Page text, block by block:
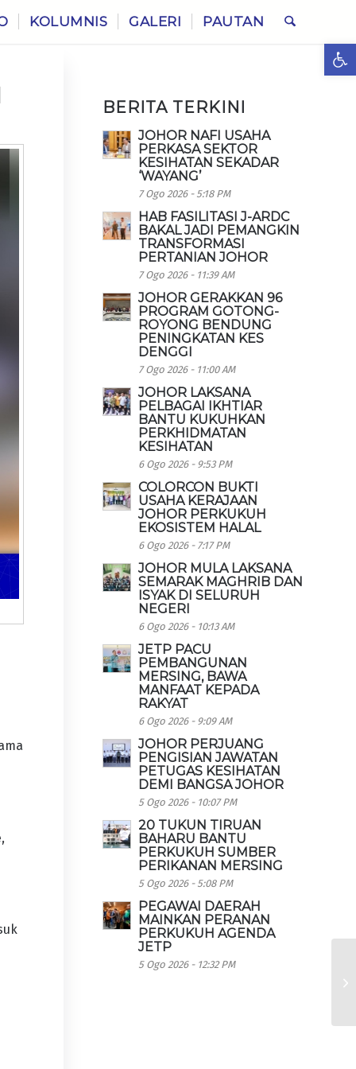
KOLUMNIS GALERI PAUTAN
BERITA TERKINI
JOHOR NAFI USAHA
PERKASA SEKTOR
KESIHATAN SEKADAR
‘WAYANG’
7 Ogo 2026 - 5:18 PM
HAB FASILITASI J-ARDC
BAKAL JADI PEMANGKIN
TRANSFORMASI
PERTANIAN JOHOR
7 Ogo 2026 - 11:39 AM
JOHOR GERAKKAN 96
PROGRAM GOTONG-
ROYONG BENDUNG
PENINGKATAN KES
DENGGI
7 Ogo 2026 - 11:00 AM
JOHOR LAKSANA
PELBAGAI IKHTIAR
BANTU KUKUHKAN
PERKHIDMATAN
KESIHATAN
6 Ogo 2026 - 9:53 PM
COLORCON BUKTI
USAHA KERAJAAN
JOHOR PERKUKUH
EKOSISTEM HALAL
6 Ogo 2026 - 7:17 PM
JOHOR MULA LAKSANA
SEMARAK MAGHRIB DAN
ISYAK DI SELURUH
NEGERI
6 Ogo 2026 - 10:13 AM
JETP PACU
PEMBANGUNAN
MERSING, BAWA
MANFAAT KEPADA
RAKYAT
6 Ogo 2026 - 9:09 AM
JOHOR PERJUANG
PENGISIAN JAWATAN
PETUGAS KESIHATAN
DEMI BANGSA JOHOR
5 Ogo 2026 - 10:07 PM
20 TUKUN TIRUAN
BAHARU BANTU
PERKUKUH SUMBER
PERIKANAN MERSING
5 Ogo 2026 - 5:08 PM
PEGAWAI DAERAH
MAINKAN PERANAN
PERKUKUH AGENDA
JETP
5 Ogo 2026 - 12:32 PM